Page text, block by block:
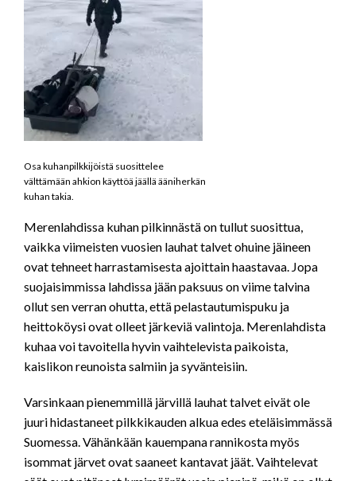
Osa kuhanpilkkijöistä suosittelee
välttämään ahkion käyttöä jäällä ääniherkän
kuhan takia.
Merenlahdissa kuhan pilkinnästä on tullut suosittua,
vaikka viimeisten vuosien lauhat talvet ohuine jäineen
ovat tehneet harrastamisesta ajoittain haastavaa. Jopa
suojaisimmissa lahdissa jään paksuus on viime talvina
ollut sen verran ohutta, että pelastautumispuku ja
heittoköysi ovat olleet järkeviä valintoja. Merenlahdista
kuhaa voi tavoitella hyvin vaihtelevista paikoista,
kaislikon reunoista salmiin ja syvänteisiin.
Varsinkaan pienemmillä järvillä lauhat talvet eivät ole
juuri hidastaneet pilkkikauden alkua edes eteläisimmässä
Suomessa. Vähänkään kauempana rannikosta myös
isommat järvet ovat saaneet kantavat jäät. Vaihtelevat